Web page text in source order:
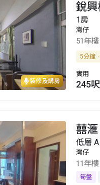
裝修及講房
銳興
1房
灣仔
51年
5分鐘
實用
245呎
囍
低層
灣仔
11年
筍盤